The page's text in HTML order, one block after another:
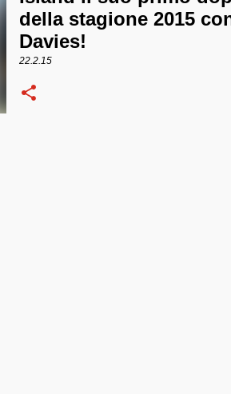
della stagione 2015
Davies!
22.2.15